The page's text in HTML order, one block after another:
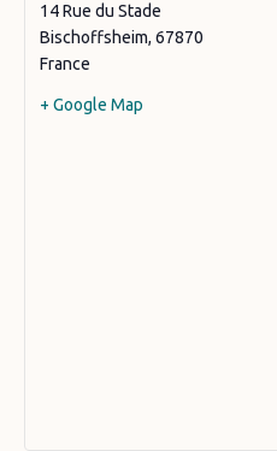
14 Rue du Stade
Bischoffsheim, 67870
France
+ Google Map